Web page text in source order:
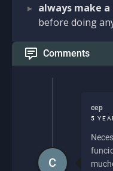
always make a
before doing
Comments
cep
5
C